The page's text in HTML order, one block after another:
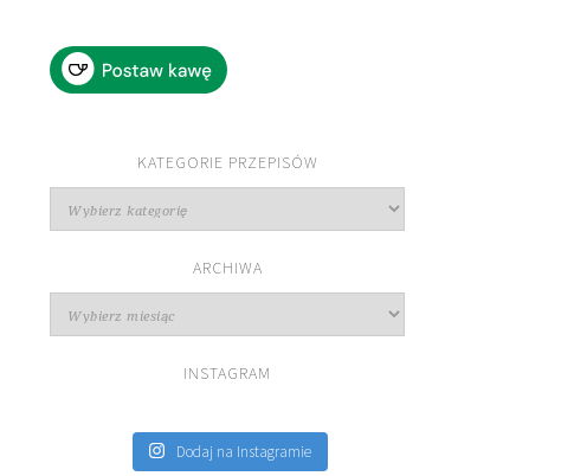
KATEGORIE PRZEPISÓW
przepisów
ARCHIWA
INSTAGRAM
Dodaj na Instagramie